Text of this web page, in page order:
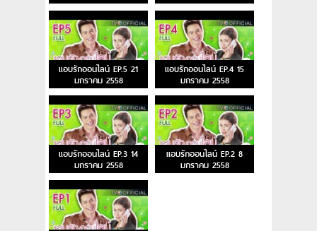
แอบรักออนไลน์ EP.5 21
มกราคม 2558
แอบรักออนไลน์ EP.4 15
มกราคม 2558
แอบรักออนไลน์ EP.3 14
มกราคม 2558
แอบรักออนไลน์ EP.2 8
มกราคม 2558